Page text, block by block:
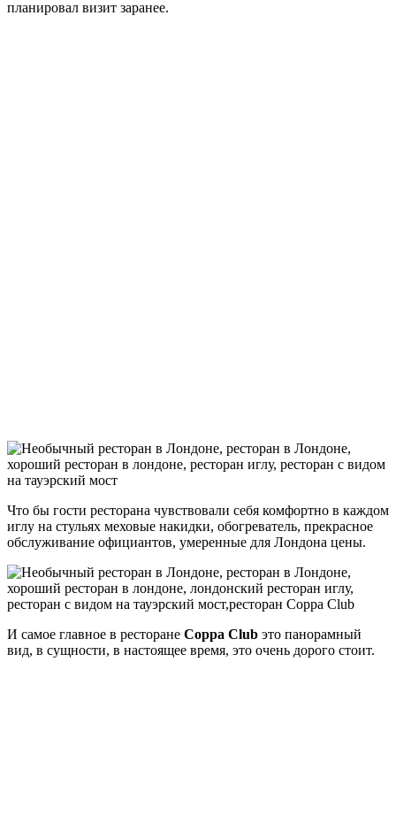
планировал визит заранее.
Что бы гости ресторана чувствовали себя комфортно в каждом
иглу на стульях меховые накидки, обогреватель, прекрасное
обслуживание официантов, умеренные для Лондона цены.
И самое главное в ресторане Coppa Club это панорамный
вид, в сущности, в настоящее время, это очень дорого стоит.